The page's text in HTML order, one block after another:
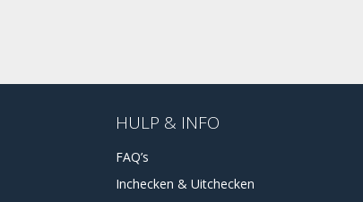
HULP & INFO
FAQ’s
Inchecken & Uitchecken